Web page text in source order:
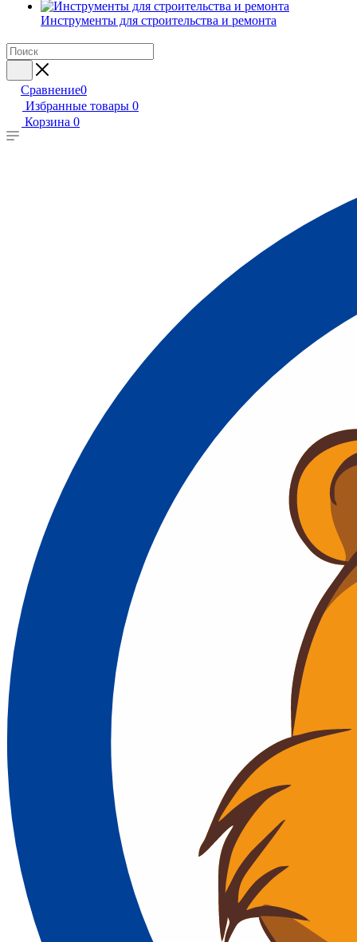
Инструменты для строительства и ремонта
Сравнение0
Избранные товары 0
Корзина 0